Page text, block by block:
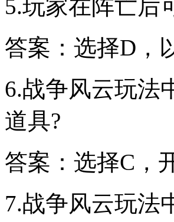
5.玩家在阵亡后
答案：选择D，
6.战争风云玩法
道具?
答案：选择C，
7.战争风云玩法